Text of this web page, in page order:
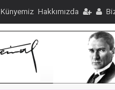
Künyemiz Hakkımızda